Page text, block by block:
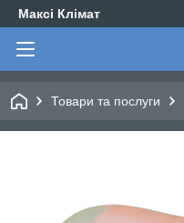
Максі Клімат
Товари та послуги